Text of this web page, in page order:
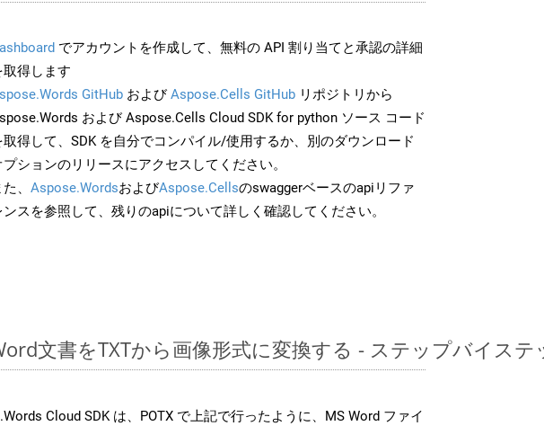
でアカウントを作成して、無料の API 割り当てと承認の詳細
取得します
GitHub およびAspose.Cells GitHub リポジトリから
および Aspose.Cells Cloud SDK for python ソース コード
取得して、SDK を自分でコンパイル/使用するか、別のダウンロード
プションのリリースにアクセスしてください。
た、 Aspose.WordsおよびAspose.Cellsのswaggerベースのapiリファ
ンスを参照して、残りのapiについて詳しく確認してください。
文書をTXTから画像形式に変換する - ステップバイス
Cloud SDK は、POTX で上記で行ったように、MS Word ファイ